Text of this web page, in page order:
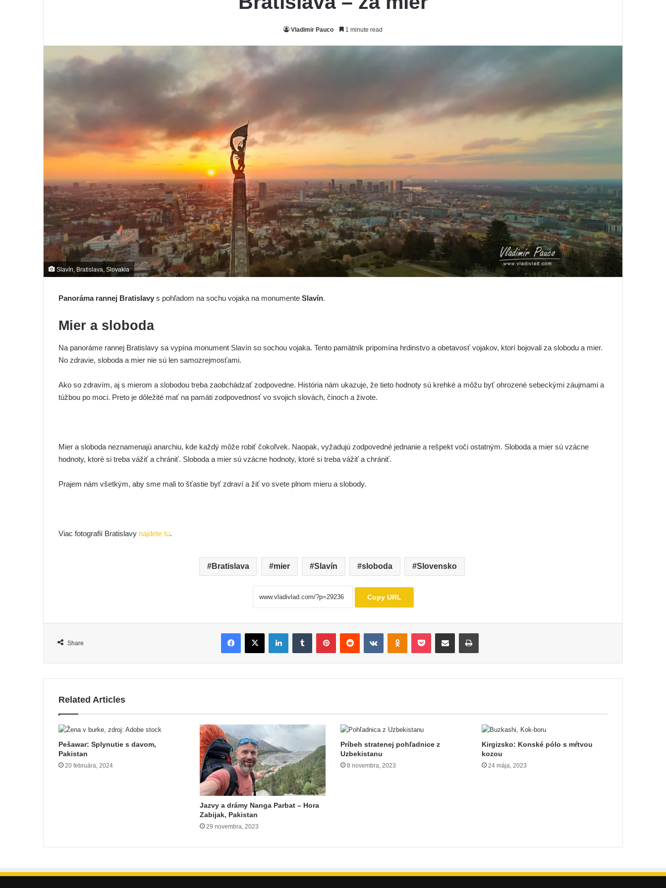
Vladimir Pauco 1 minute read
Slavín, Bratislava, Slovakia
Panoráma rannej Bratislavy s pohľadom na sochu vojaka na monumente Slavín.
Mier a sloboda
Na panoráme rannej Bratislavy sa vypína monument Slavín so sochou vojaka. Tento pamätník pripomína hrdinstvo a obetavosť vojakov, ktorí bojovali za slobodu a mier.
No zdravie, sloboda a mier nie sú len samozrejmosťami.
Ako so zdravím, aj s mierom a slobodou treba zaobchádzať zodpovedne. História nám ukazuje, že tieto hodnoty sú krehké a môžu byť ohrozené sebeckými záujmami a
túžbou po moci. Preto je dôležité mať na pamäti zodpovednosť vo svojich slovách, činoch a živote.
Mier a sloboda neznamenajú anarchiu, kde každý môže robiť čokoľvek. Naopak, vyžadujú zodpovedné jednanie a rešpekt voči ostatným. Sloboda a mier sú vzácne
hodnoty, ktoré si treba vážiť a chrániť. Sloboda a mier sú vzácne hodnoty, ktoré si treba vážiť a chrániť.
Prajem nám všetkým, aby sme mali to šťastie byť zdraví a žiť vo svete plnom mieru a slobody.
Viac fotografií Bratislavy nájdete tu.
Bratislava mier Slavín sloboda Slovensko
Copy URL
Share
FacebookX LinkedInTumblr PinterestReddit VKontakteOdnoklassniki
Pocket Share via Email Print
Related Articles
Pešawar: Splynutie s davom,
Pakistan
20 februára, 2024
Jazvy a drámy Nanga Parbat – Hora
Zabijak, Pakistan
29 novembra, 2023
Príbeh stratenej pohľadnice z
Uzbekistanu
8 novembra, 2023
Kirgizsko: Konské pólo s mŕtvou
kozou
24 mája, 2023